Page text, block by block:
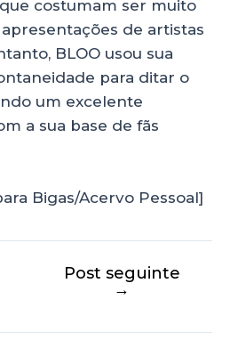
costumam ser muito
de artistas
BLOO usou sua
para ditar o
um excelente
a sua base de fãs
Bigas/Acervo Pessoal]
Post seguinte
→